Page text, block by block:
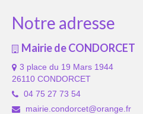
Notre adresse
Mairie de CONDORCET
3 place du 19 Mars 1944
26110 CONDORCET
04 75 27 73 54
mairie.condorcet@orange.fr